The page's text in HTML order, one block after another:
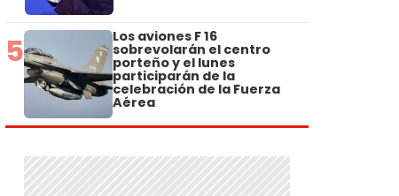
5 Los aviones F 16
sobrevolarán el centro
porteño y el lunes
participarán de la
celebración de la Fuerza
Aérea